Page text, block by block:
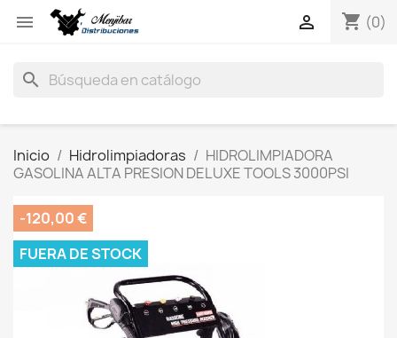
 shopping_cart (0)

search
Inicio Hidrolimpiadoras
HIDROLIMPIADORA
GASOLINA ALTA PRESION DELUXE TOOLS 3000PSI
-120,00 €
FUERA DE STOCK